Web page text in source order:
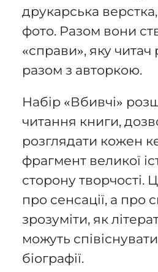
друкарська
фото. Разом вони
«справи», яку читач
разом з авторкою.
Набір «Вбивчі»
читання книги,
розглядати кожен
фрагмент великої
сторону творчості.
про сенсації, а про
зрозуміти, як
можуть
біографії.